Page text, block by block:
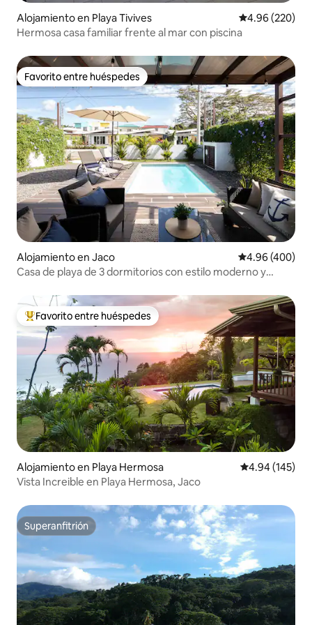
Alojamiento en Playa Tivives Calificación
4.96 (220)
Hermosa casa familiar frente al mar con piscina
Favorito entre huéspedes
Favorito entre huéspedes
Alojamiento en Jaco Calificación
4.96 (400)
Casa de playa de 3 dormitorios con estilo moderno y
Favorito entre huéspedes preferido
Favorito entre huéspedes
Alojamiento en Playa Hermosa Calificación
4.94 (145)
Vista Increible en Playa Hermosa, Jaco
Superanfitrión
Superanfitrión